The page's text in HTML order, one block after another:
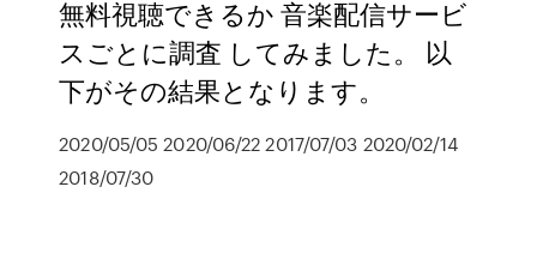
無料視聴できるか 音楽配信サービ
スごとに調査 してみました。 以
下がその結果となります。
2020/05/05 2020/06/22 2017/07/03 2020/02/14
2018/07/30